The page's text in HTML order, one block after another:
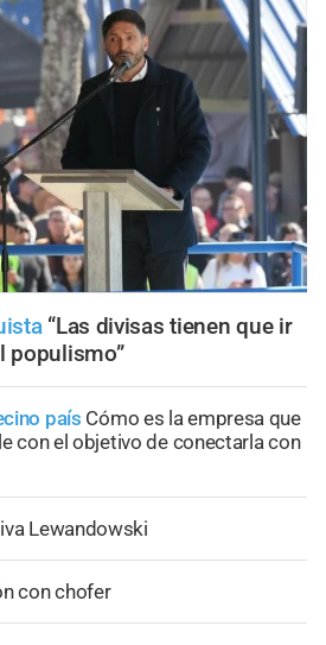
“Las divisas tienen que ir
populismo”
país Cómo es la empresa que
con el objetivo de conectarla con
Lewandowski
con chofer